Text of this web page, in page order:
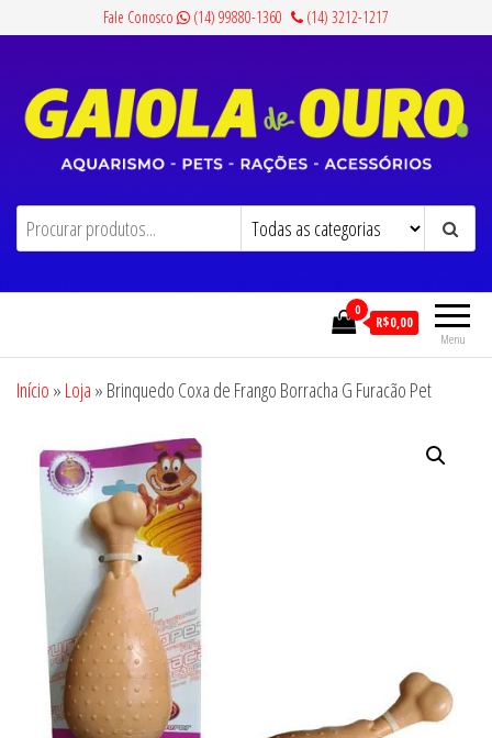
conteúdo
Fale Conosco (14) 99880-1360 (14) 3212-1217
Gaiola de Ouro Aquarismo, Pets, Rações e Acessórios
Menu
0
R$0,00
Início » Loja » Brinquedo Coxa de Frango Borracha G Furacão Pet